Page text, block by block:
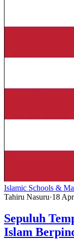
Islamic Schools &
Tahiru Nasuru·18
Sepuluh
Islam